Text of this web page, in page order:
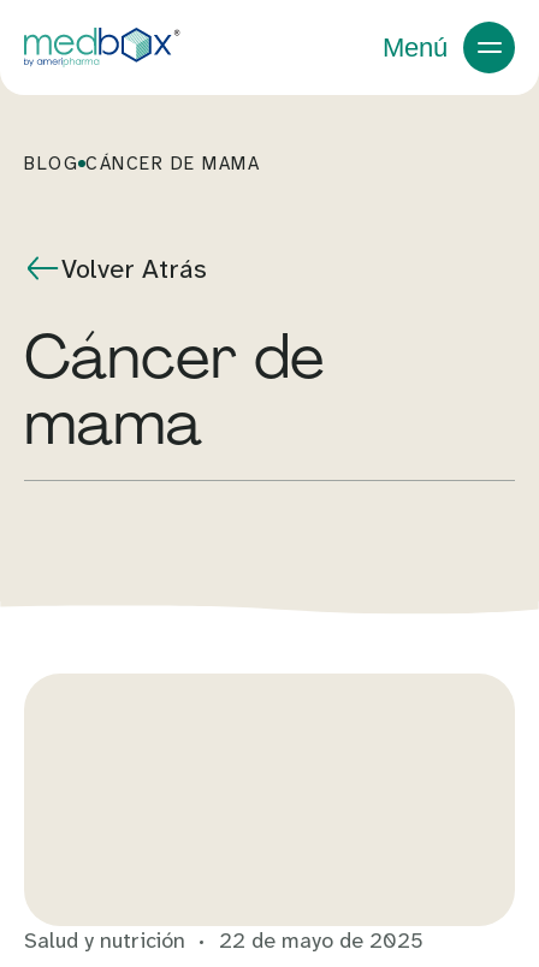
Menú
BLOG CÁNCER DE MAMA
Volver Atrás
cáncer de
mama
Salud y nutrición 22 de mayo de 2025